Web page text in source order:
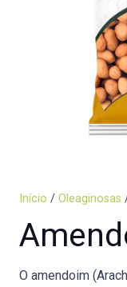
Início / Oleaginosas
O amendoim